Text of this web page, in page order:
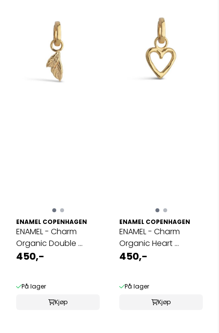
ENAMEL COPENHAGEN
ENAMEL - Charm
Organic Double ...
450,-
På lager
Kjøp
ENAMEL COPENHAGEN
ENAMEL - Charm
Organic Heart ...
450,-
På lager
Kjøp